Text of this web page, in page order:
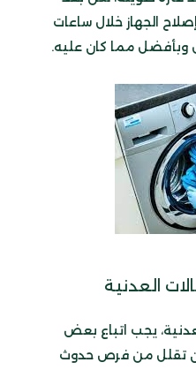
الجهاز خلال ساعات
وبأفضل مما كان عليه.
العدنية
يجب اتباع بعض
أن تقلل من فرص حدوث